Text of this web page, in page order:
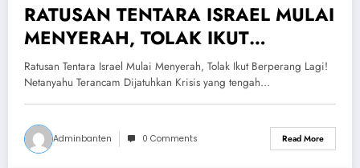
RATUSAN TENTARA ISRAEL MULAI
MENYERAH, TOLAK IKUT
BERPERANG LAGI! Netanyahu
Terancam Dijatuhkan
Ratusan Tentara Israel Mulai Menyerah, Tolak Ikut Berperang Lagi!
Netanyahu Terancam Dijatuhkan Krisis yang tengah…
Adminbanten 0 Comments Read More